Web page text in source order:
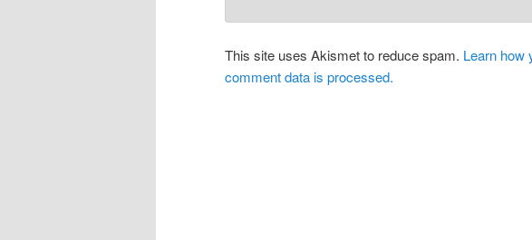
This site uses Akismet to reduce spam. Learn how
comment data is processed.